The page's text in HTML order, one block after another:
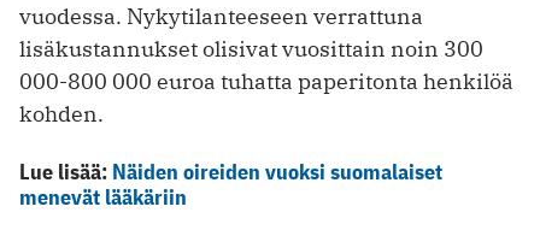
vuodessa. Nykytilanteeseen verrattuna
lisäkustannukset olisivat vuosittain noin 300
000-800 000 euroa tuhatta paperitonta henkilöä
kohden.
Lue lisää: Näiden oireiden vuoksi suomalaiset
menevät lääkäriin